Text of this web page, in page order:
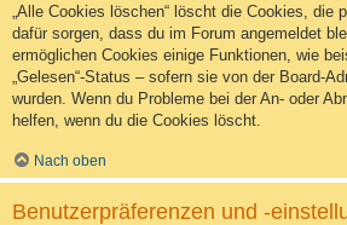
„Alle Cookies löschen“ löscht die Cookies, die
dafür sorgen, dass du im Forum angemeldet
ermöglichen Cookies einige Funktionen, wie
„Gelesen“-Status – sofern sie von der Board-
wurden. Wenn du Probleme bei der An- oder
helfen, wenn du die Cookies löscht.
Nach oben
Benutzerpräferenzen und -